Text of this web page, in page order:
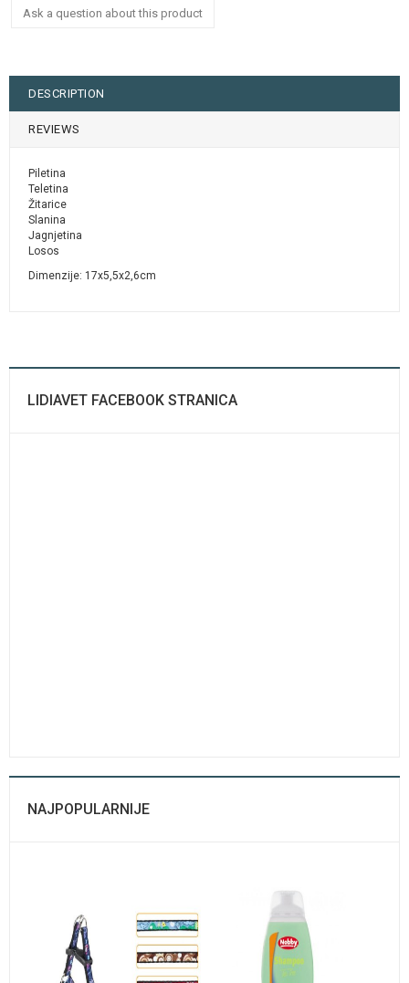
Ask a question about this product
DESCRIPTION
REVIEWS
Piletina
Teletina
Žitarice
Slanina
Jagnjetina
Losos
Dimenzije: 17x5,5x2,6cm
LIDIAVET FACEBOOK STRANICA
NAJPOPULARNIJE